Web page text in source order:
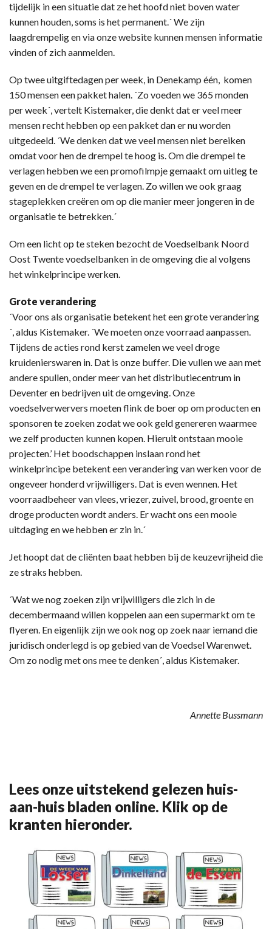
tijdelijk in een situatie dat ze het hoofd niet boven water
kunnen houden, soms is het permanent.´ We zijn
laagdrempelig en via onze website kunnen mensen informatie
vinden of zich aanmelden.
Op twee uitgiftedagen per week, in Denekamp één, komen
150 mensen een pakket halen. ´Zo voeden we 365 monden
per week´, vertelt Kistemaker, die denkt dat er veel meer
mensen recht hebben op een pakket dan er nu worden
uitgedeeld. ´We denken dat we veel mensen niet bereiken
omdat voor hen de drempel te hoog is. Om die drempel te
verlagen hebben we een promofilmpje gemaakt om uitleg te
geven en de drempel te verlagen. Zo willen we ook graag
stageplekken creëren om op die manier meer jongeren in de
organisatie te betrekken.´
Om een licht op te steken bezocht de Voedselbank Noord
Oost Twente voedselbanken in de omgeving die al volgens
het winkelprincipe werken.
Grote verandering
´Voor ons als organisatie betekent het een grote verandering
´, aldus Kistemaker. ´We moeten onze voorraad aanpassen.
Tijdens de acties rond kerst zamelen we veel droge
kruidenierswaren in. Dat is onze buffer. Die vullen we aan met
andere spullen, onder meer van het distributiecentrum in
Deventer en bedrijven uit de omgeving. Onze
voedselverwervers moeten flink de boer op om producten en
sponsoren te zoeken zodat we ook geld genereren waarmee
we zelf producten kunnen kopen. Hieruit ontstaan mooie
projecten.’ Het boodschappen inslaan rond het
winkelprincipe betekent een verandering van werken voor de
ongeveer honderd vrijwilligers. Dat is even wennen. Het
voorraadbeheer van vlees, vriezer, zuivel, brood, groente en
droge producten wordt anders. Er wacht ons een mooie
uitdaging en we hebben er zin in.´
Jet hoopt dat de cliënten baat hebben bij de keuzevrijheid die
ze straks hebben.
´Wat we nog zoeken zijn vrijwilligers die zich in de
decembermaand willen koppelen aan een supermarkt om te
flyeren. En eigenlijk zijn we ook nog op zoek naar iemand die
juridisch onderlegd is op gebied van de Voedsel Warenwet.
Om zo nodig met ons mee te denken´, aldus Kistemaker.
Annette Bussmann
Lees onze uitstekend gelezen huis-
aan-huis bladen online. Klik op de
kranten hieronder.